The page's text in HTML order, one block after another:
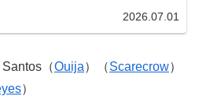
2026.07.01
（Ouija）（Scarecrow）
）